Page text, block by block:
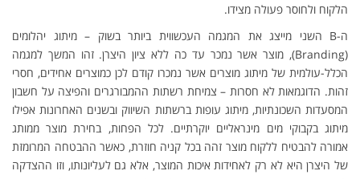
הלקוח ולחוסר פעולה מצידו.
ה-B השני מייצג את המגמה העכשווית ביותר בשוק – מיתוג יהלומים
(Branding), מוצר אשר נמכר עד כה ללא ציון היצרן. זהו המשך למגמה
הכלל-עולמית של מיתוג מוצרים אשר נמכרו קודם לכן כמוצרים אחידים, חסרי
זהות. הדוגמאות לא חסרות – צמיחת רשתות ההמבורגרים והפיצה על חשבון
המסעדות השכונתיות, מיתוג עופות ברשתות השיווק ובשנים האחרונות אפילו
מיתוג בקבוקי מים מינראליים יוקרתיים. לכל הפחות, בחירת מוצר ממותג
אמורה להבטיח ללקוח מוצר זהה בכל קניה חוזרת, כאשר ההבטחה המרומזת
של היצרן היא לא רק לאחידות איכות המוצר, אלא גם לעליונותו, וזו ההצדקה